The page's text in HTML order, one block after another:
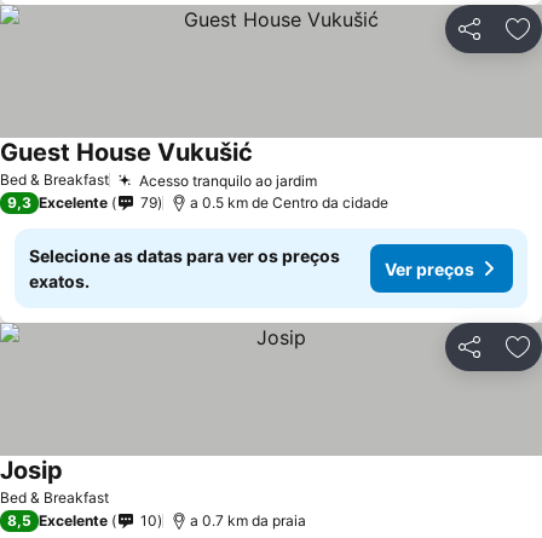
Partilhar
Bed & Breakfast Acesso tranquilo ao jardim
Guest House Vukušić
9,3 Excelente 79 a 0.5 km de Centro da cidade
Selecione as datas para ver os preços
exatos.
Ver preços
Partilhar
Bed & Breakfast
Josip
8,5 Excelente 10 a 0.7 km da praia